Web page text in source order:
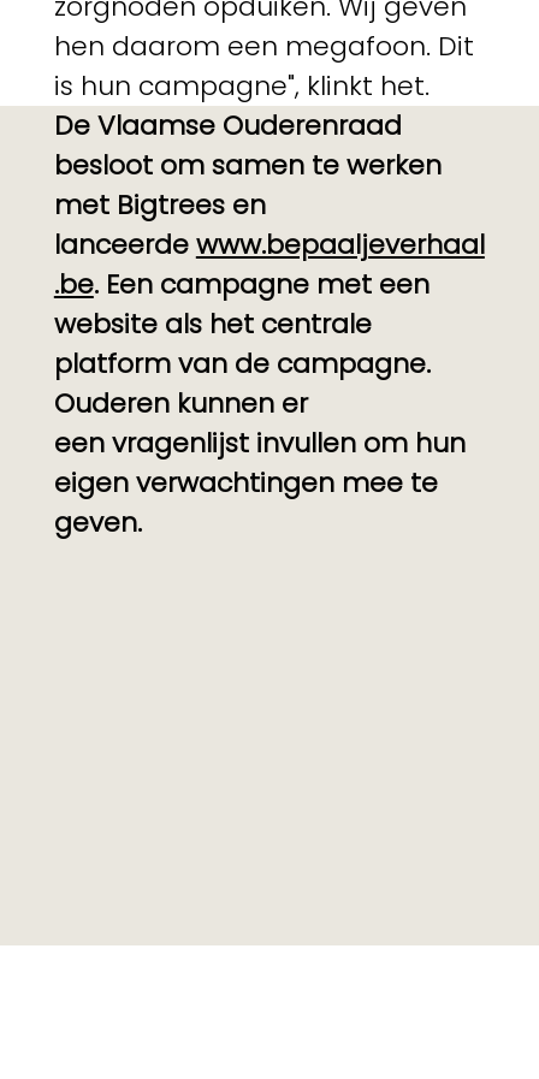
hen daarom een megafoon. Dit
is hun campagne", klinkt het.
De Vlaamse Ouderenraad
besloot om samen te werken
met Bigtrees en
lanceerdewww.bepaaljeverhaal
.be. Een campagne met een
website als het centrale
platform van de campagne.
Ouderen kunnen er
een vragenlijst invullen om hun
eigen verwachtingen mee te
geven.